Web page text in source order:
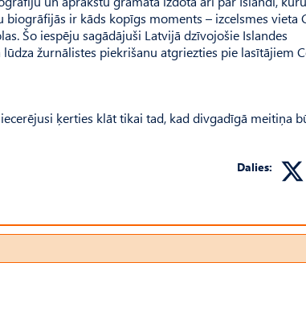
ir kāds kopīgs moments – izcelsmes vieta
Šo iespēju sagādājuši Latvijā dzīvojošie Islandes
žurnālistes piekrišanu atgriezties pie lasītājiem
ķerties klāt tikai tad, kad divgadīgā meitiņa
Dalies: